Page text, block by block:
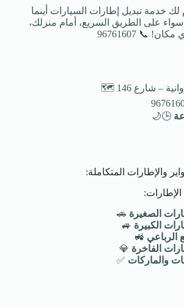
لك خدمة تبديل إطارات السيارات أينما
على الطريق السريع، أمام منزلك،
📞 96761607
– شارع 146 🗺️
🕒🌙
الإطارات:
الصغيرة 🚗
الكبيرة 🚙
الرباعي 🚜
الفاخرة 💎
والماركات ✅